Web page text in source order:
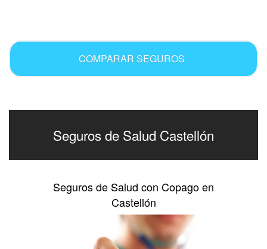
COMPARAR SEGUROS
Seguros de Salud Castellón
Seguros de Salud con Copago en
Castellón